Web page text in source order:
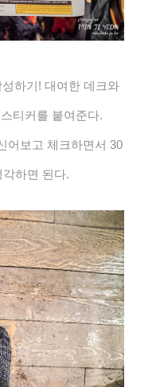
하기! 대여한 데크와
티커를 붙여준다.
어보고 체크하면서 30
하면 된다.